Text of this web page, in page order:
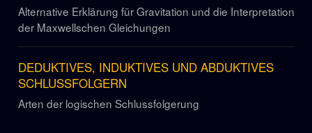
Alternative Erklärung für Gravitation und die Interpretation
der Maxwellschen Gleichungen
DEDUKTIVES, INDUKTIVES UND ABDUKTIVES
SCHLUSSFOLGERN
Arten der logischen Schlussfolgerung